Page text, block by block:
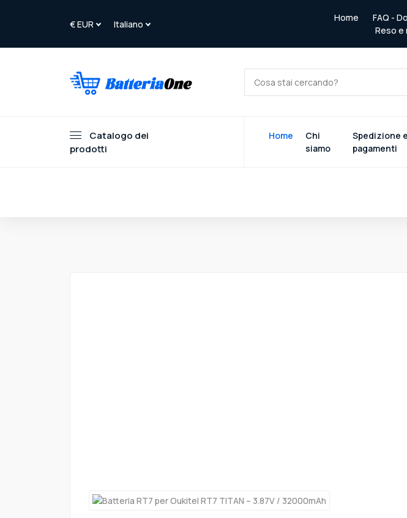
Home
FAQ -
Reso e
Catalogo dei
prodotti
Home
Chi
siamo
Spedizione e
pagamenti